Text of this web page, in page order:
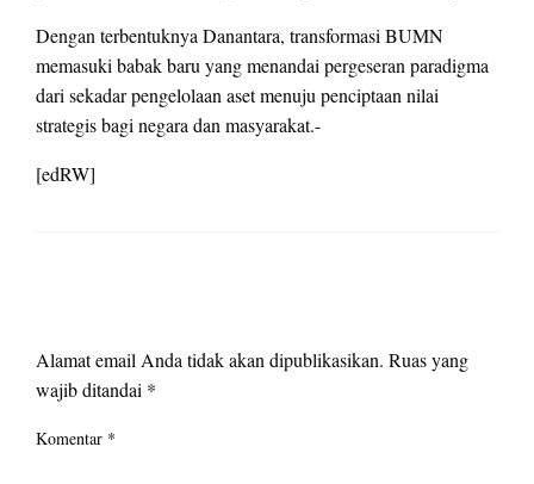
Dengan terbentuknya Danantara, transformasi BUMN
memasuki babak baru yang menandai pergeseran paradigma
dari sekadar pengelolaan aset menuju penciptaan nilai
strategis bagi negara dan masyarakat.-
[edRW]
Alamat email Anda tidak akan dipublikasikan. Ruas yang
wajib ditandai *
Komentar *